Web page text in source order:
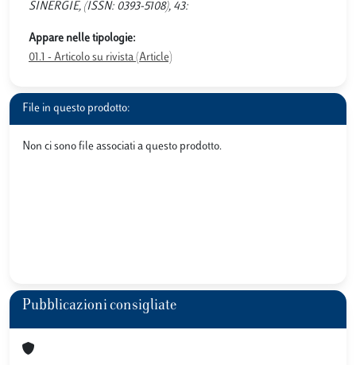
SINERGIE, (ISSN: 0393-5108), 43:
Appare nelle tipologie:
01.1 - Articolo su rivista (Article)
File in questo prodotto:
Non ci sono file associati a questo prodotto.
Pubblicazioni consigliate